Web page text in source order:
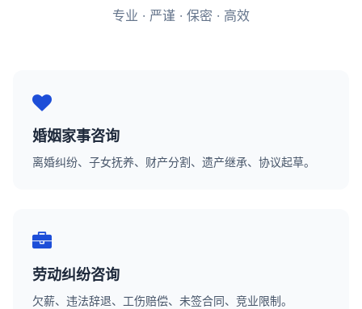
专业 · 严谨 · 保密 · 高效
婚姻家事咨询
离婚纠纷、子女抚养、财产分割、遗产继承、协议起草。
劳动纠纷咨询
欠薪、违法辞退、工伤赔偿、未签合同、竞业限制。